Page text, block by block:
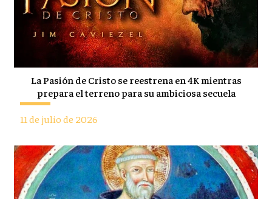
La Pasión de Cristo se reestrena en 4K mientras
prepara el terreno para su ambiciosa secuela
11 de julio de 2026